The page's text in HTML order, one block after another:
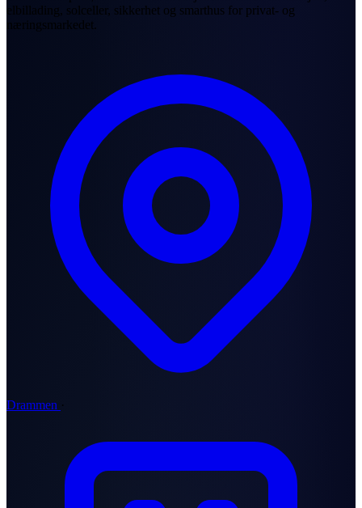
elbillading, solceller, sikkerhet og smarthus for privat- og
næringsmarkedet.
Drammen ·